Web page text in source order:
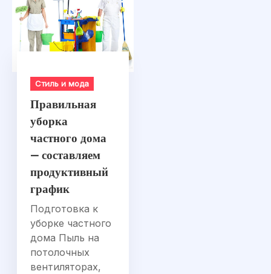
Стиль и мода
Правильная
уборка
частного дома
— составляем
продуктивный
график
Подготовка к
уборке частного
дома Пыль на
потолочных
вентиляторах,